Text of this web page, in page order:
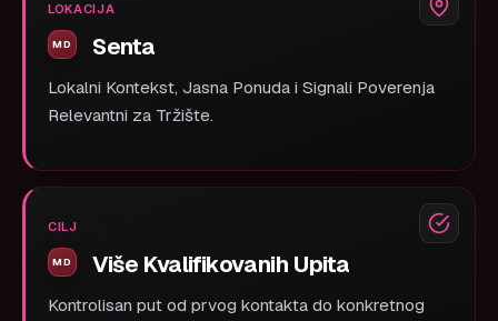
LOKACIJA
Senta
Lokalni Kontekst, Jasna Ponuda i Signali Poverenja
Relevantni za Tržište.
CILJ
Više Kvalifikovanih Upita
Kontrolisan put od prvog kontakta do konkretnog